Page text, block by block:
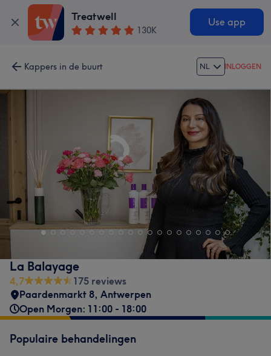
Treatwell
130K
Use app
Kappers in de buurt NL INLOGGEN
La Balayage
4,7
175 reviews
Paardenmarkt 8, Antwerpen
Open Morgen: 11:00 - 18:00
Populaire behandelingen